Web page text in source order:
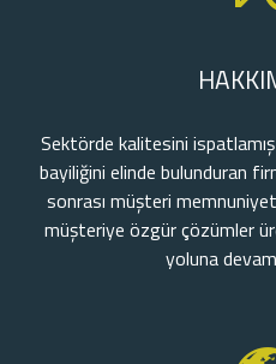
Sektörde kalitesini
bayiliğini elinde bulunduran
sonrası müşteri
müşteriye özgür çözümler
yoluna